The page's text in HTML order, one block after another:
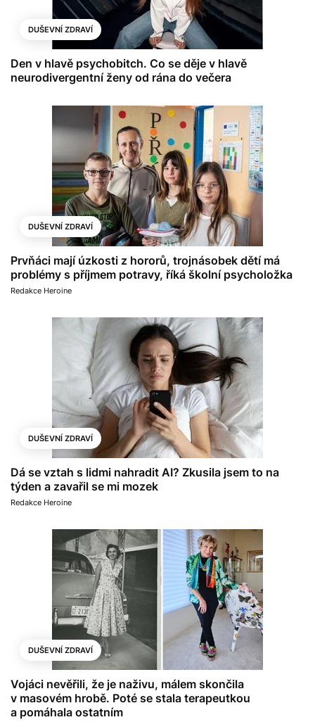
DUŠEVNÍ ZDRAVÍ
Den v hlavě psychobitch. Co se děje v hlavě
neurodivergentní ženy od rána do večera
DUŠEVNÍ ZDRAVÍ
Prvňáci mají úzkosti z hororů, trojnásobek dětí má
problémy s příjmem potravy, říká školní psycholožka
Redakce Heroine
DUŠEVNÍ ZDRAVÍ
Dá se vztah s lidmi nahradit AI? Zkusila jsem to na
týden a zavařil se mi mozek
Redakce Heroine
DUŠEVNÍ ZDRAVÍ
Vojáci nevěřili, že je naživu, málem skončila
v masovém hrobě. Poté se stala terapeutkou
a pomáhala ostatním